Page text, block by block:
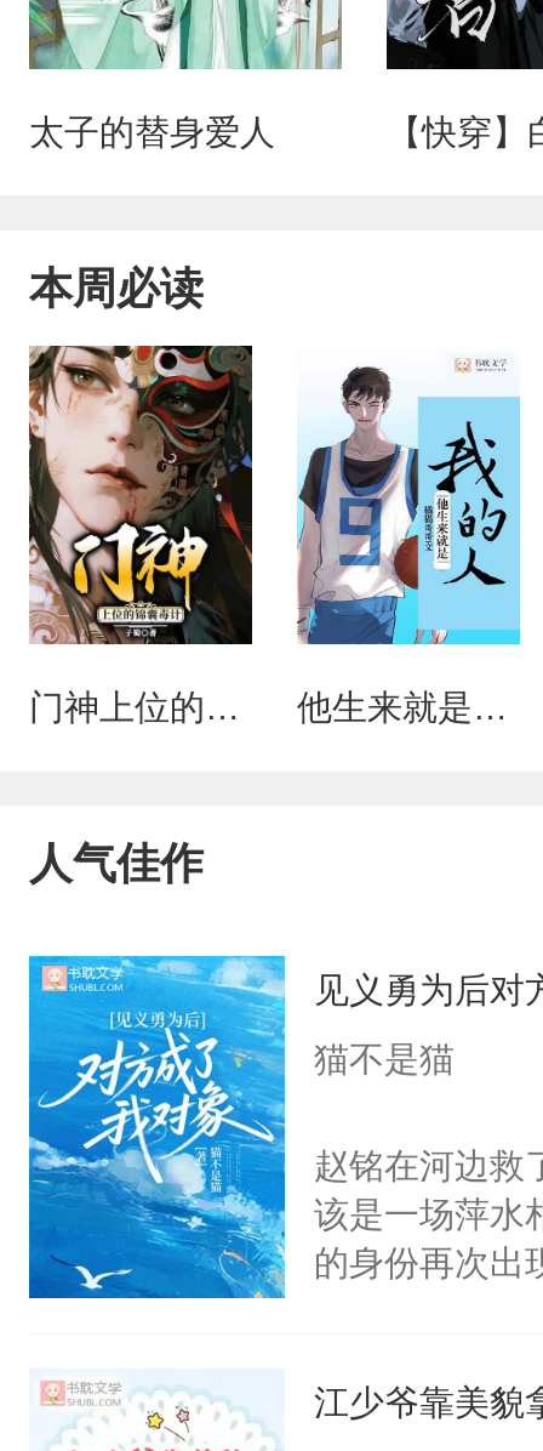
太子的替身爱人
本周必读
门神上位的锦囊毒计 他生来就是我的人
人气佳作
见义勇为后对
猫不是猫
赵铭在河边救
该是一场萍水
的身份再次出
江少爷靠美貌